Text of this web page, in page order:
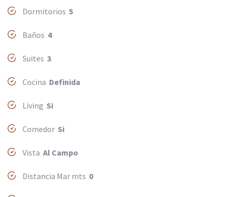
Dormitorios 5
Baños 4
Suites 3
Cocina Definida
Living Si
Comedor Si
Vista Al Campo
Distancia Mar mts 0